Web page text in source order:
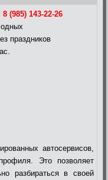
8 (985) 143-22-26
праздников
автосервисов,
Это позволяет
разбираться в своей